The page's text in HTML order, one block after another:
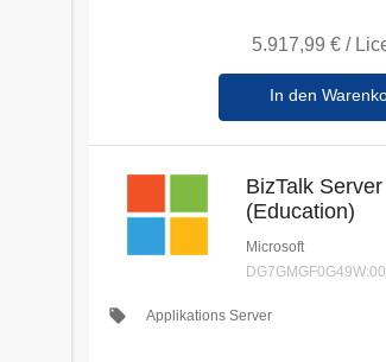
5.917,99 € /
In den
BizTalk
(Education)
Microsoft
local_offer Applikations Server